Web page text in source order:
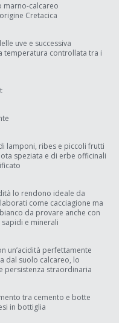
marno-calcareo
Cretacica
uve e successiva
temperatura controllata tra i
lamponi, ribes e piccoli frutti
speziata e di erbe officinali
lo rendono ideale da
come cacciagione ma
da provare anche con
e minerali
un’acidità perfettamente
dal suolo calcareo, lo
persistenza straordinaria
tra cemento e botte
in bottiglia